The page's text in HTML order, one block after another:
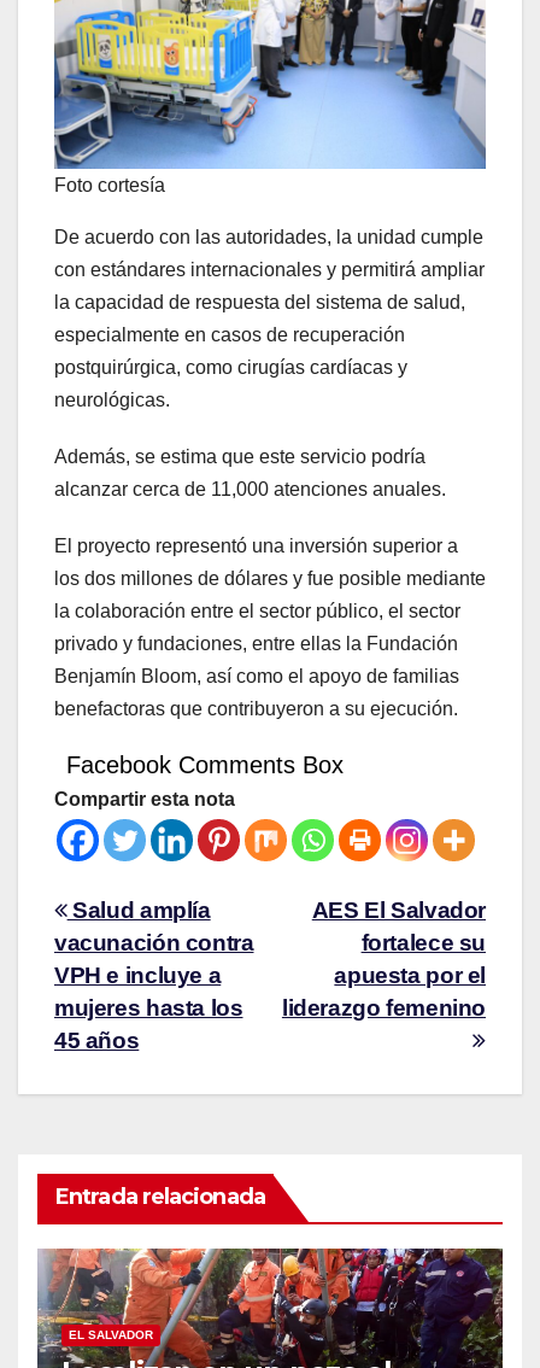
Foto cortesía
De acuerdo con las autoridades, la unidad cumple
con estándares internacionales y permitirá ampliar
la capacidad de respuesta del sistema de salud,
especialmente en casos de recuperación
postquirúrgica, como cirugías cardíacas y
neurológicas.
Además, se estima que este servicio podría
alcanzar cerca de 11,000 atenciones anuales.
El proyecto representó una inversión superior a
los dos millones de dólares y fue posible mediante
la colaboración entre el sector público, el sector
privado y fundaciones, entre ellas la Fundación
Benjamín Bloom, así como el apoyo de familias
benefactoras que contribuyeron a su ejecución.
Facebook Comments Box
Compartir esta nota
AES El Salvador
fortalece su
apuesta por el
liderazgo femenino
Salud amplía
vacunación contra
VPH e incluye a
mujeres hasta los
45 años
Entrada relacionada
EL SALVADOR